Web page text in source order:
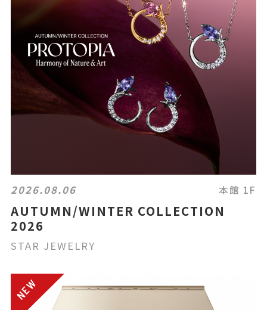
2026.08.06 本館 1F
AUTUMN/WINTER COLLECTION
2026
STAR JEWELRY